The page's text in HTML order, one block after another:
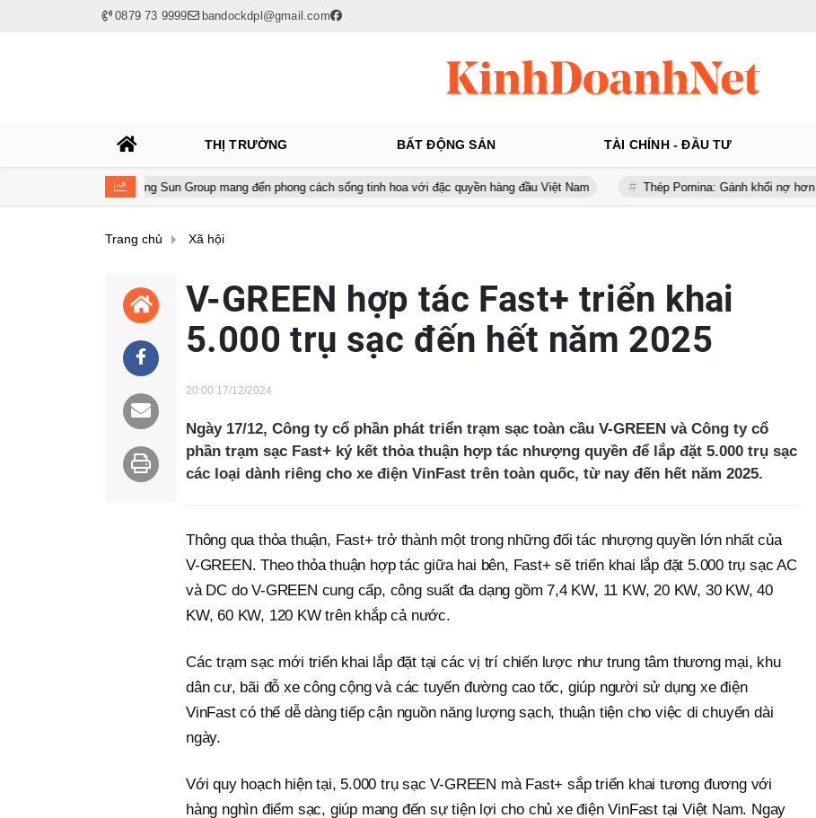
0879 73 9999 bandockdpl@gmail.com
THỊ TRƯỜNG BẤT ĐỘNG SẢN TÀI CHÍNH - ĐẦU TƯ
NCB cùng Sun Group mang đến phong cách sống tinh hoa với đặc quyền hàng đầu Việt Nam Thép Pomina: Gánh khối nợ hơn 5.500 tỷ
Trang chủ Xã hội
V-GREEN hợp tác Fast+ triển khai
5.000 trụ sạc đến hết năm 2025
20:00 17/12/2024
Ngày 17/12, Công ty cổ phần phát triển trạm sạc toàn cầu V-GREEN và Công ty cổ
phần trạm sạc Fast+ ký kết thỏa thuận hợp tác nhượng quyền để lắp đặt 5.000 trụ sạc
các loại dành riêng cho xe điện VinFast trên toàn quốc, từ nay đến hết năm 2025.
Thông qua thỏa thuận, Fast+ trở thành một trong những đối tác nhượng quyền lớn nhất của
V-GREEN. Theo thỏa thuận hợp tác giữa hai bên, Fast+ sẽ triển khai lắp đặt 5.000 trụ sạc AC
và DC do V-GREEN cung cấp, công suất đa dạng gồm 7,4 KW, 11 KW, 20 KW, 30 KW, 40
KW, 60 KW, 120 KW trên khắp cả nước.
Các trạm sạc mới triển khai lắp đặt tại các vị trí chiến lược như trung tâm thương mại, khu
dân cư, bãi đỗ xe công cộng và các tuyến đường cao tốc, giúp người sử dụng xe điện
VinFast có thể dễ dàng tiếp cận nguồn năng lượng sạch, thuận tiện cho việc di chuyển dài
ngày.
Với quy hoạch hiện tại, 5.000 trụ sạc V-GREEN mà Fast+ sắp triển khai tương đương với
hàng nghìn điểm sạc, giúp mang đến sự tiện lợi cho chủ xe điện VinFast tại Việt Nam. Ngay